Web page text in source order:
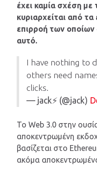
έχει καμία σχέση
κυριαρχείται από
επιρροή των οποίων
αυτό.
I have nothing to
others need
clicks.
— jack⚡️ (@jack)
Το Web 3.0 στην
αποκεντρωμένη
βασίζεται στο
ακόμα